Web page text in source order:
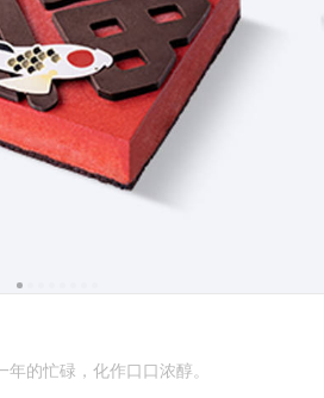
的忙碌，化作口口浓醇。